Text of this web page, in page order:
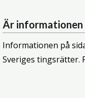
Är
Informationen på
Sveriges tingsrätter.